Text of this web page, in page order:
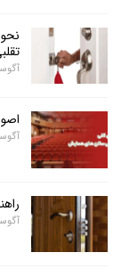
نحوه تشخیص
تقلبی
آگوست 10, 2025
اصول کلی
آگوست 6, 2025
راهنمای
آگوست 6, 2025